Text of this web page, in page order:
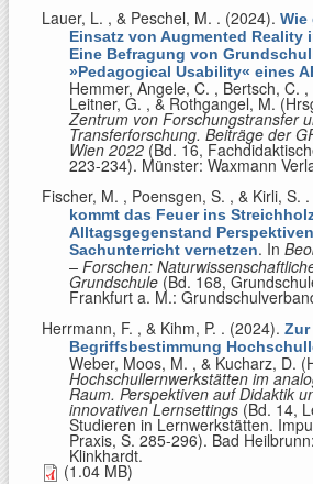
Lauer, L. , & Peschel, M. . (2024). Wie
Einsatz von Augmented Reality
Eine Befragung von
»Pedagogical Usability« eines
Hemmer, Angele, C. , Bertsch, C.
Leitner, G. , & Rothgangel, M.
Zentrum von Forschungstransfer
Transferforschung. Beiträge der
Wien 2022 (Bd. 16,
223-234). Münster: Waxmann
Fischer, M. , Poensgen, S. , & Kirli, S.
kommt das Feuer ins
Alltagsgegenstand
Sachunterricht vernetzen. In
– Forschen:
Grundschule (Bd. 168,
Frankfurt a. M.:
Herrmann, F. , & Kihm, P. . (2024). Zur
Begriffsbestimmung
Weber, Moos, M. , & Kucharz, D.
Hochschullernwerkstätten im
Raum. Perspektiven auf Didaktik
innovativen Lernsettings (Bd. 14,
Studieren in Lernwerkstätten.
Praxis, S. 285-296). Bad
Klinkhardt.
(1.04 MB)